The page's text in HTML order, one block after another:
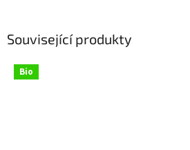
Související produkty
Bio